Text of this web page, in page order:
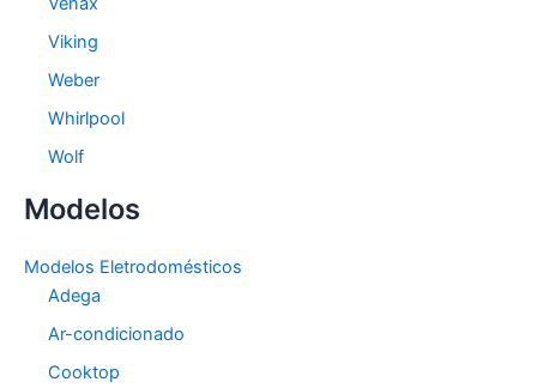
Viking
Weber
Whirlpool
Wolf
Modelos
Modelos Eletrodomésticos
Adega
Ar-condicionado
Cooktop